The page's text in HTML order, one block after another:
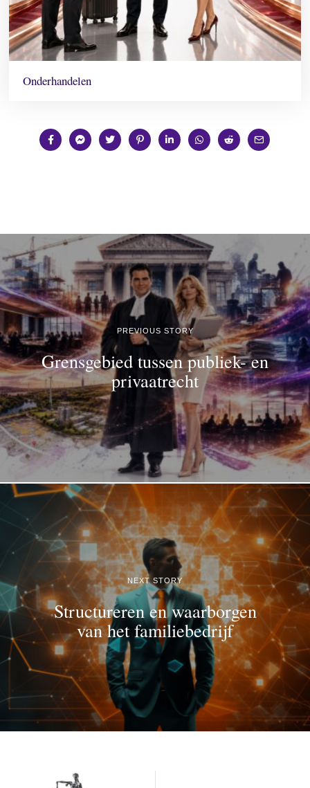
Onderhandelen
PREVIOUS STORY
Grensgebied tussen publiek- en
privaatrecht
NEXT STORY
Structureren en waarborgen
van het familiebedrijf